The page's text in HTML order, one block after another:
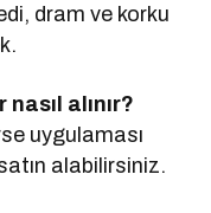
dram ve korku
alınır?
uygulaması
alabilirsiniz.